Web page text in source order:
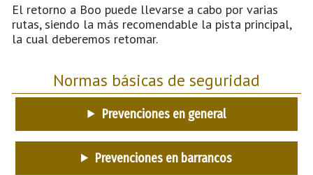
El retorno a Boo puede llevarse a cabo por varias
rutas, siendo la más recomendable la pista principal,
la cual deberemos retomar.
Normas básicas de seguridad
Prevenciones en general
Prevenciones en barrancos